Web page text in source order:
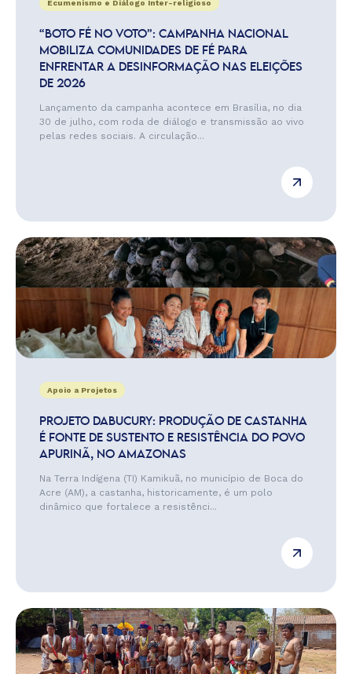
Ecumenismo e Diálogo Inter-religioso
“BOTO FÉ NO VOTO”: CAMPANHA NACIONAL
MOBILIZA COMUNIDADES DE FÉ PARA
ENFRENTAR A DESINFORMAÇÃO NAS ELEIÇÕES
DE 2026
Lançamento da campanha acontece em Brasília, no dia
30 de julho, com roda de diálogo e transmissão ao vivo
pelas redes sociais. A circulação...
Apoio a Projetos
PROJETO DABUCURY: PRODUÇÃO DE CASTANHA
É FONTE DE SUSTENTO E RESISTÊNCIA DO POVO
APURINÃ, NO AMAZONAS
Na Terra Indígena (TI) Kamikuã, no município de Boca do
Acre (AM), a castanha, historicamente, é um polo
dinâmico que fortalece a resistênci...